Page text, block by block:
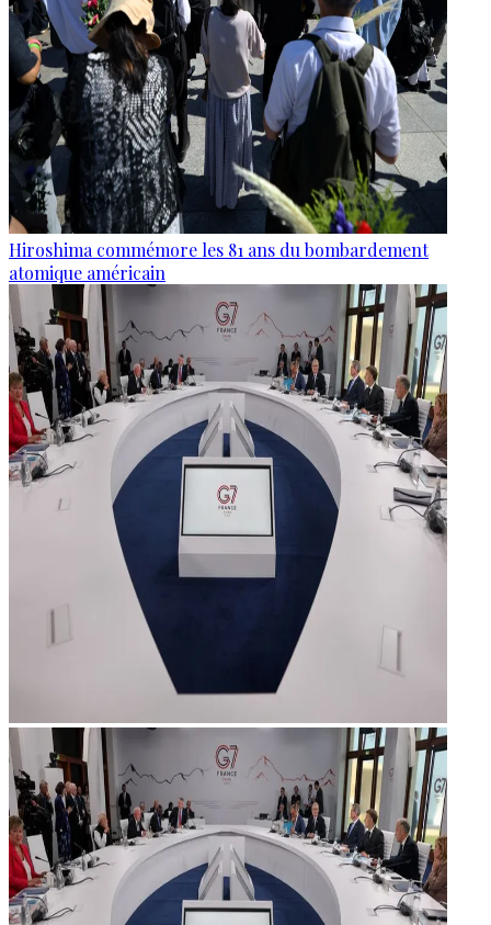
Hiroshima commémore les 81 ans du bombardement
atomique américain